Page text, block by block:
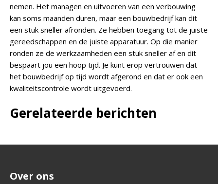
nemen. Het managen en uitvoeren van een verbouwing
kan soms maanden duren, maar een bouwbedrijf kan dit
een stuk sneller afronden. Ze hebben toegang tot de juiste
gereedschappen en de juiste apparatuur. Op die manier
ronden ze de werkzaamheden een stuk sneller af en dit
bespaart jou een hoop tijd. Je kunt erop vertrouwen dat
het bouwbedrijf op tijd wordt afgerond en dat er ook een
kwaliteitscontrole wordt uitgevoerd.
Gerelateerde berichten
Over ons